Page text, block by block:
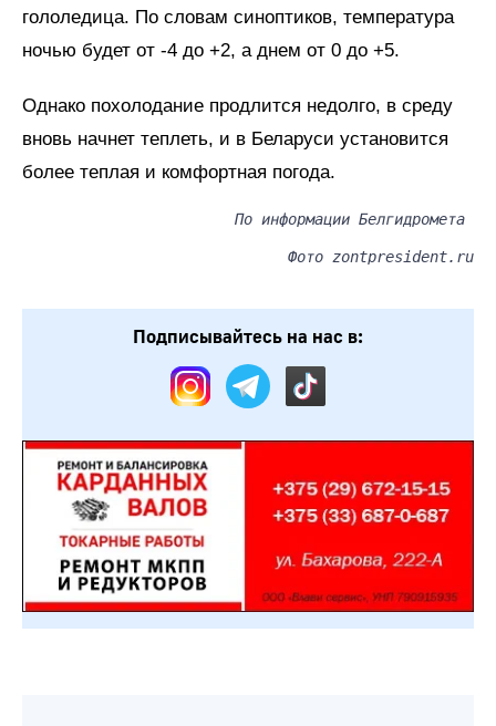
гололедица. По словам синоптиков, температура
ночью будет от -4 до +2, а днем от 0 до +5.
Однако похолодание продлится недолго, в среду
вновь начнет теплеть, и в Беларуси установится
более теплая и комфортная погода.
По информации Белгидромета
Фото zontpresident.ru
Подписывайтесь на нас в: